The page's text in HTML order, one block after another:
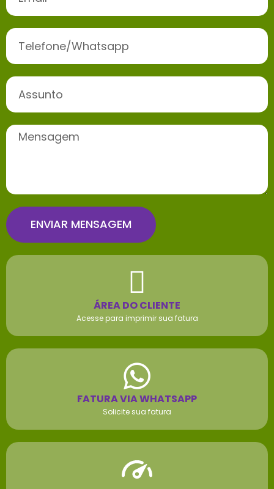
ENVIAR MENSAGEM
ÁREA DO CLIENTE
Acesse para imprimir sua fatura
FATURA VIA WHATSAPP
Solicite sua fatura